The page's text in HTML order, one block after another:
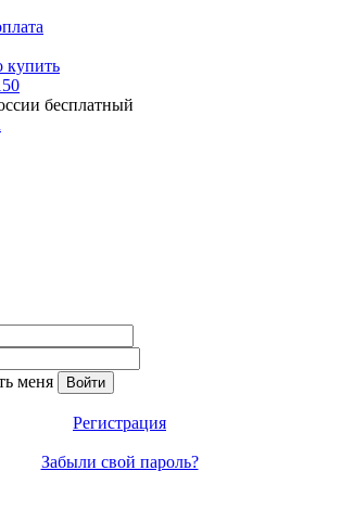
купить
бесплатный
меня
Регистрация
Забыли свой пароль?